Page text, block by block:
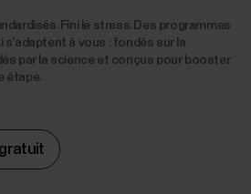
Fini le stress. Des programmes
à vous : fondés sur la
par la science et conçus pour booster
étape.